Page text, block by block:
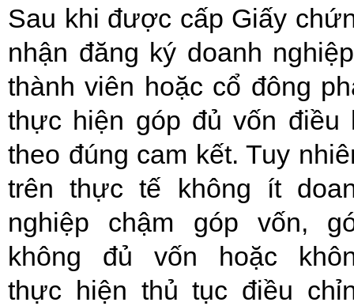
Sau khi được cấp Giấy
nhận đăng ký doanh
thành viên hoặc cổ đông
thực hiện góp đủ vốn điều
theo đúng cam kết. Tuy
trên thực tế không ít
nghiệp chậm góp vốn,
không đủ vốn hoặc
thực hiện thủ tục điều